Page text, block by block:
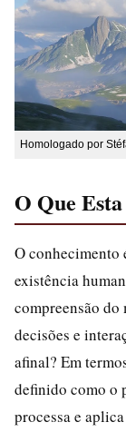
Homologado por
O Que
O conhecimento
existência
compreensão do
decisões e
afinal? Em
definido como o
processa e